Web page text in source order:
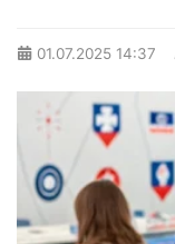
01.07.2025 14:37